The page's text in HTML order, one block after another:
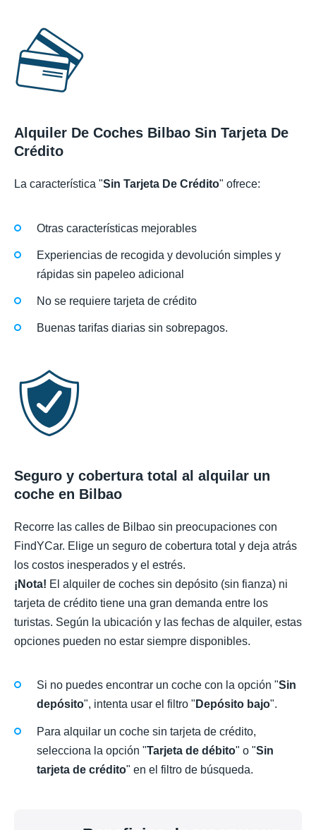
Alquiler De Coches Bilbao Sin Tarjeta De
Crédito
La característica "Sin Tarjeta De Crédito" ofrece:
Otras características mejorables
Experiencias de recogida y devolución simples y
rápidas sin papeleo adicional
No se requiere tarjeta de crédito
Buenas tarifas diarias sin sobrepagos.
Seguro y cobertura total al alquilar un
coche en Bilbao
Recorre las calles de Bilbao sin preocupaciones con
FindYCar. Elige un seguro de cobertura total y deja atrás
los costos inesperados y el estrés.
¡Nota! El alquiler de coches sin depósito (sin fianza) ni
tarjeta de crédito tiene una gran demanda entre los
turistas. Según la ubicación y las fechas de alquiler, estas
opciones pueden no estar siempre disponibles.
Si no puedes encontrar un coche con la opción "Sin
depósito", intenta usar el filtro " Depósito bajo".
Para alquilar un coche sin tarjeta de crédito,
selecciona la opción "Tarjeta de débito" o "Sin
tarjeta de crédito" en el filtro de búsqueda.